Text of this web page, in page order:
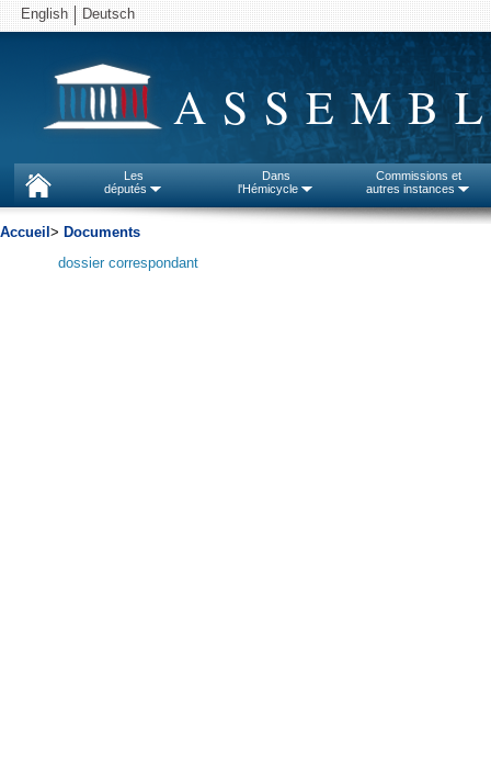
English Deutsch
Les
députés
Dans
l'Hémicycle
Commissions et
autres instances
Accueil > Documents
dossier correspondant